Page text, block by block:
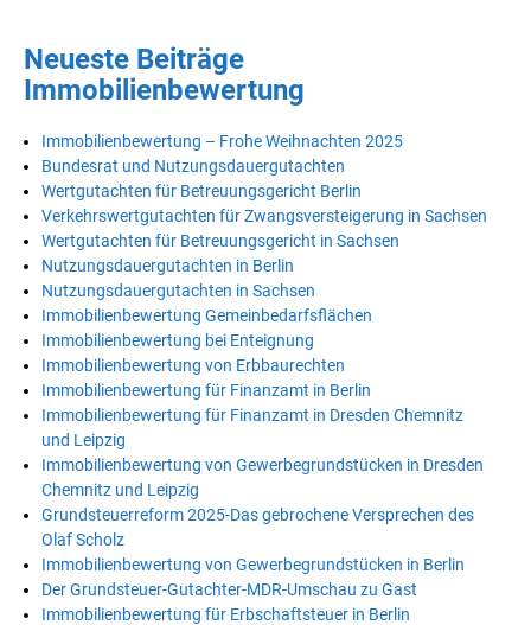
Neueste Beiträge
Immobilienbewertung
Immobilienbewertung – Frohe Weihnachten 2025
Bundesrat und Nutzungsdauergutachten
Wertgutachten für Betreuungsgericht Berlin
Verkehrswertgutachten für Zwangsversteigerung in Sachsen
Wertgutachten für Betreuungsgericht in Sachsen
Nutzungsdauergutachten in Berlin
Nutzungsdauergutachten in Sachsen
Immobilienbewertung Gemeinbedarfsflächen
Immobilienbewertung bei Enteignung
Immobilienbewertung von Erbbaurechten
Immobilienbewertung für Finanzamt in Berlin
Immobilienbewertung für Finanzamt in Dresden Chemnitz
und Leipzig
Immobilienbewertung von Gewerbegrundstücken in Dresden
Chemnitz und Leipzig
Grundsteuerreform 2025-Das gebrochene Versprechen des
Olaf Scholz
Immobilienbewertung von Gewerbegrundstücken in Berlin
Der Grundsteuer-Gutachter-MDR-Umschau zu Gast
Immobilienbewertung für Erbschaftsteuer in Berlin